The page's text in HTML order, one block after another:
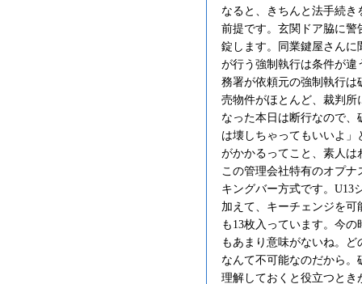
なると、きちんと法手続
前提です。玄関ドア脇に
錠します。同業鍵屋さん
が行う強制執行は条件が
務署が依頼元の強制執行
売物件がほとんど、裁判
なった本日は断行なので
は壊しちゃってもいいよ
がかかるってこと、素人は
この管理会社特有のオプ
キングバー方式です。U13
加えて、キーチェンジを
も13枚入っています。今
もあまり意味がないね。
なんて不可能なのだから
理解しておくと役立つと